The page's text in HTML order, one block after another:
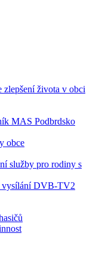
života v obci
MAS Podbrdsko
obce
služby pro rodiny s
vysílání DVB-TV2